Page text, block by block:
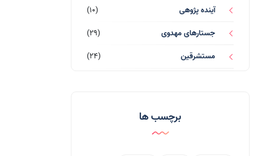
آینده پژوهی
(10)
جستارهای مهدوی
(29)
مستشرقین
(24)
احادیث مهدوی
برچسب ها